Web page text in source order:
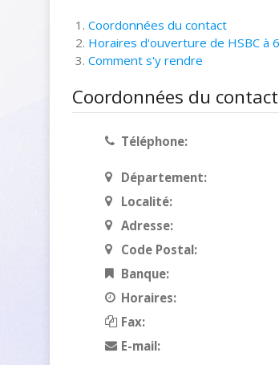
Coordonnées du contact
Horaires d'ouverture de HSBC à
Comment s'y rendre
Coordonnées du contact
Téléphone:
Département:
Localité:
Adresse:
Code Postal:
Banque:
Horaires:
Fax:
E-mail: